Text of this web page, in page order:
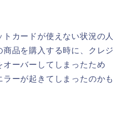
カードが使えない状況の人
品を購入する時に、クレジ
オーバーしてしまったため
ーが起きてしまったのかも